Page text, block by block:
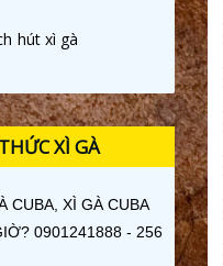
hút xì gà
XÌ GÀ
CUBA, XÌ GÀ CUBA
0901241888 - 256